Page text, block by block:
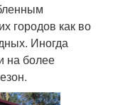
городов как во
Иногда
на более